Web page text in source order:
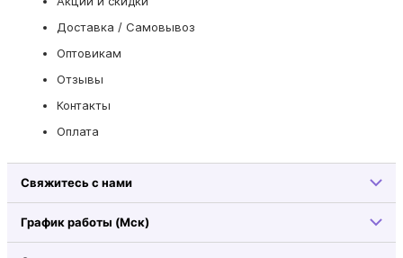
Доставка / Самовывоз
Оптовикам
Отзывы
Контакты
Оплата
Свяжитесь с нами
График работы (Мск)